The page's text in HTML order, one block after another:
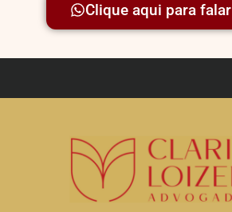
Clique aqui para